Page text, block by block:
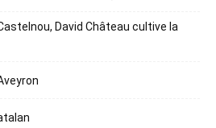
David Château cultive la